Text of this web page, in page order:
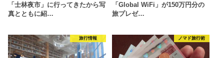
「士林夜市」に行ってきたから写
真とともに紹…
「Global WiFi」が150万円分の
旅プレゼ…
旅行情報 ノマド旅行術